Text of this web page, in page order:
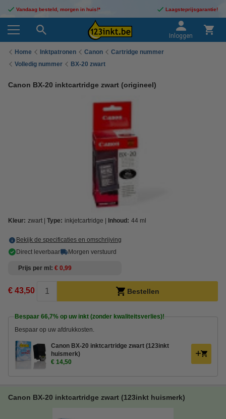
Vandaag besteld, morgen in huis!* Laagsteprijsgarantie!
Inloggen
Home Inktpatronen Canon
Cartridge nummer
Volledig nummer
BX-20 zwart
Canon BX-20 inktcartridge zwart (origineel)
Kleur: zwart Type: inkjetcartridge Inhoud: 44 ml
Bekijk de specificaties en omschrijving
Direct leverbaar
Morgen verstuurd
Prijs per ml € 0,99
€ 43,50 Bestellen
Bespaar 66,7% op uw inkt (zonder kwaliteitsverlies)!
Bespaar op uw afdrukkosten.
Canon BX-20 inktcartridge zwart (123inkt
huismerk)
€ 14,50
Canon BX-20 inktcartridge zwart (123inkt huismerk)